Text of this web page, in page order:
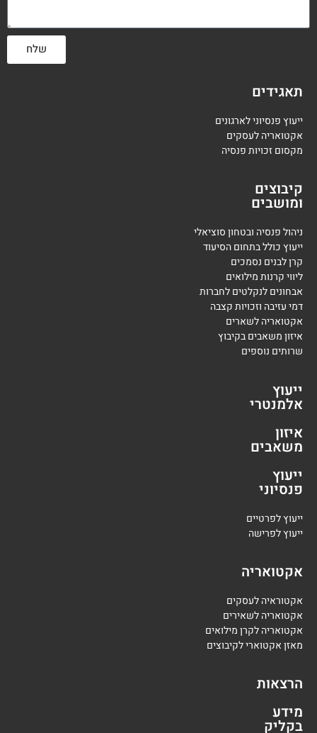
שלח
תאגידים
ייעוץ פנסיוני לארגונים
אקטואריה לעסקים
מקסום זכויות פנסיה
קיבוצים
ומושבים
ניהול פנסיה ובטחון סוציאלי
ייעוץ כולל בתחום הסיעוד
קרן לבנים נסמכים
ליווי קרנות מילואים
אבחונים לנקלטים לחברות
דמי עזיבה וזכויות קצבה
אקטואריה לשארים
איזון משאבים בקיבוץ
שרותים נוספים
ייעוץ
אלמנטרי
איזון
משאבים
ייעוץ
פנסיוני
ייעוץ לפרטיים
ייעוץ לפרישה
אקטואריה
אקטוראיה לעסקים
אקטואריה לשאירים
אקטואריה לקרן מילואים
מאזן אקטוארי לקיבוצים
הרצאות
מידע
בקליק